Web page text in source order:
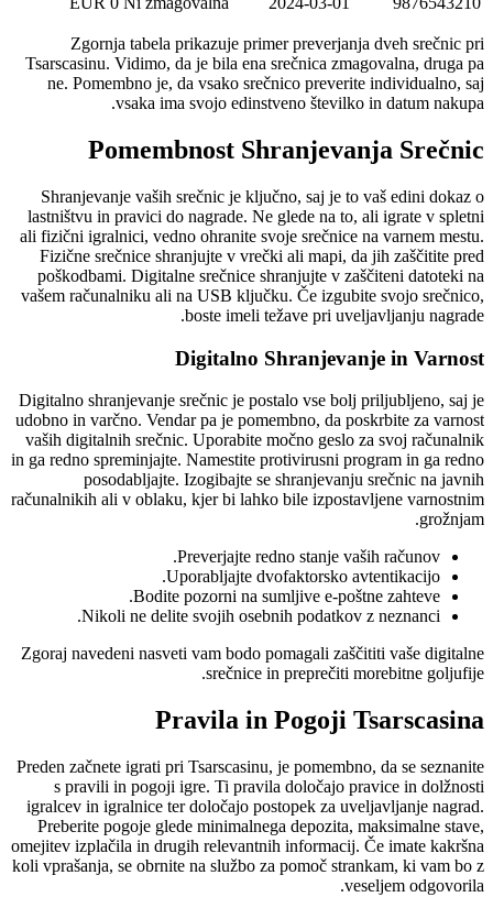
Zgornja tabela prikazuje primer preverjanja dveh srečnic pri
Tsarscasinu. Vidimo, da je bila ena srečnica zmagovalna, druga pa
ne. Pomembno je, da vsako srečnico preverite individualno, saj
vsaka ima svojo edinstveno številko in datum nakupa.
Pomembnost Shranjevanja Srečnic
Shranjevanje vaših srečnic je ključno, saj je to vaš edini dokaz o
lastništvu in pravici do nagrade. Ne glede na to, ali igrate v spletni
ali fizični igralnici, vedno ohranite svoje srečnice na varnem mestu.
Fizične srečnice shranjujte v vrečki ali mapi, da jih zaščitite pred
poškodbami. Digitalne srečnice shranjujte v zaščiteni datoteki na
vašem računalniku ali na USB ključku. Če izgubite svojo srečnico,
boste imeli težave pri uveljavljanju nagrade.
Digitalno Shranjevanje in Varnost
Digitalno shranjevanje srečnic je postalo vse bolj priljubljeno, saj je
udobno in varčno. Vendar pa je pomembno, da poskrbite za varnost
vaših digitalnih srečnic. Uporabite močno geslo za svoj računalnik
in ga redno spreminjajte. Namestite protivirusni program in ga redno
posodabljajte. Izogibajte se shranjevanju srečnic na javnih
računalnikih ali v oblaku, kjer bi lahko bile izpostavljene varnostnim
grožnjam.
Preverjajte redno stanje vaših računov.
Uporabljajte dvofaktorsko avtentikacijo.
Bodite pozorni na sumljive e-poštne zahteve.
Nikoli ne delite svojih osebnih podatkov z neznanci.
Zgoraj navedeni nasveti vam bodo pomagali zaščititi vaše digitalne
srečnice in preprečiti morebitne goljufije.
Pravila in Pogoji Tsarscasina
Preden začnete igrati pri Tsarscasinu, je pomembno, da se seznanite
s pravili in pogoji igre. Ti pravila določajo pravice in dolžnosti
igralcev in igralnice ter določajo postopek za uveljavljanje nagrad.
Preberite pogoje glede minimalnega depozita, maksimalne stave,
omejitev izplačila in drugih relevantnih informacij. Če imate kakršna
koli vprašanja, se obrnite na službo za pomoč strankam, ki vam bo z
veseljem odgovorila.